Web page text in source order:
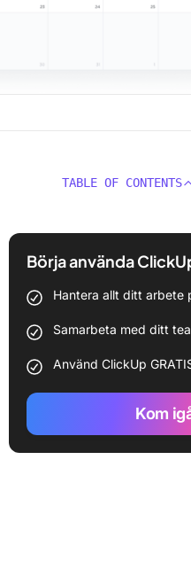
TABLE OF CONTENTS
Börja använda
Hantera allt ditt arbete
Samarbeta med ditt
Använd ClickUp
Kom